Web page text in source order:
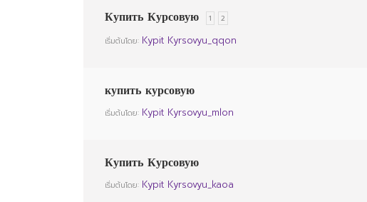
Купить Курсовую 1 2
เริ่มต้นโดย: Kypit Kyrsovyu_qqon
купить курсовую
เริ่มต้นโดย: Kypit Kyrsovyu_mlon
Купить Курсовую
เริ่มต้นโดย: Kypit Kyrsovyu_kaoa